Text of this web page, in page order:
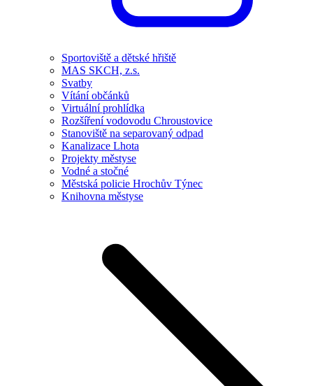
Sportoviště a dětské hřiště
MAS SKCH, z.s.
Svatby
Vítání občánků
Virtuální prohlídka
Rozšíření vodovodu Chroustovice
Stanoviště na separovaný odpad
Kanalizace Lhota
Projekty městyse
Vodné a stočné
Městská policie Hrochův Týnec
Knihovna městyse